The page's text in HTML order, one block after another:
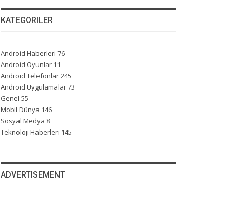
KATEGORILER
Android Haberleri 76
Android Oyunlar 11
Android Telefonlar245
Android Uygulamalar73
Genel 55
Mobil Dünya 146
Sosyal Medya 8
Teknoloji Haberleri 145
ADVERTISEMENT